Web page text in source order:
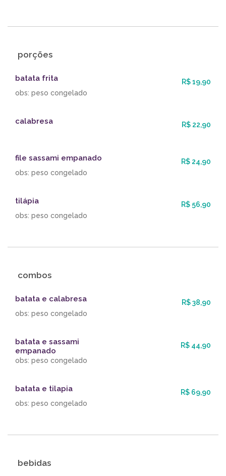
porções
batata frita
R$ 19,90
obs: peso congelado
calabresa R$ 22,90
file sassami empanado
R$ 24,90
obs: peso congelado
tilápia
R$ 56,90
obs: peso congelado
combos
batata e calabresa
R$ 38,90
obs: peso congelado
batata e sassami
empanado
R$ 44,90
obs: peso congelado
batata e tilapia
R$ 69,90
obs: peso congelado
bebidas